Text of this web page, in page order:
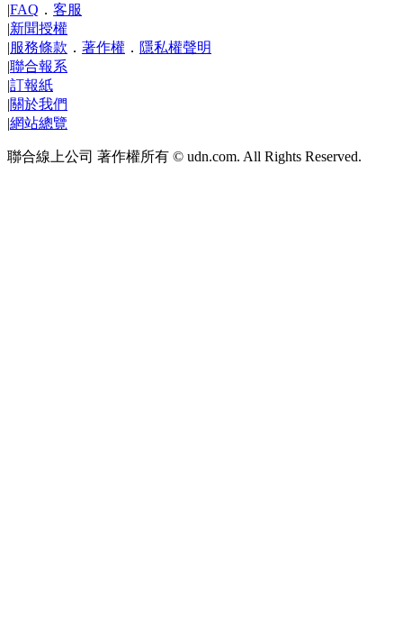
|FAQ ． 客服
|新聞授權
|服務條款 ． 著作權 ． 隱私權聲明
|聯合報系
|訂報紙
|關於我們
|網站總覽
聯合線上公司 著作權所有 © udn.com. All Rights Reserved.